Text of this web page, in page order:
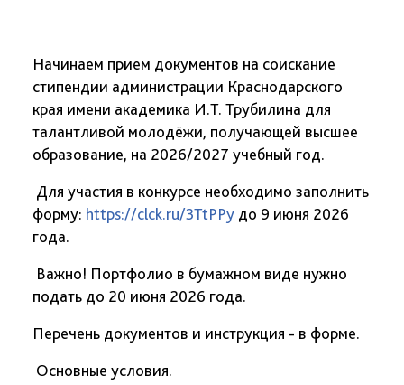
Начинаем прием документов на соискание
стипендии администрации Краснодарского
края имени академика И.Т. Трубилина для
талантливой молодёжи, получающей высшее
образование, на 2026/2027 учебный год.
Для участия в конкурсе необходимо заполнить
форму: https://clck.ru/3TtPPy до 9 июня 2026
года.
Важно! Портфолио в бумажном виде нужно
подать до 20 июня 2026 года.
Перечень документов и инструкция - в форме.
Основные условия.